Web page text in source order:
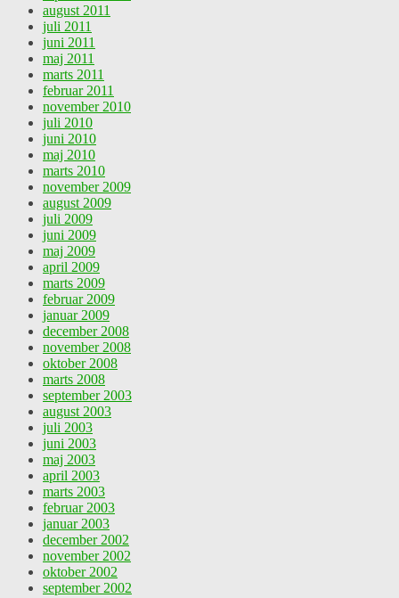
august 2011
juli 2011
juni 2011
maj 2011
marts 2011
februar 2011
november 2010
juli 2010
juni 2010
maj 2010
marts 2010
november 2009
august 2009
juli 2009
juni 2009
maj 2009
april 2009
marts 2009
februar 2009
januar 2009
december 2008
november 2008
oktober 2008
marts 2008
september 2003
august 2003
juli 2003
juni 2003
maj 2003
april 2003
marts 2003
februar 2003
januar 2003
december 2002
november 2002
oktober 2002
september 2002